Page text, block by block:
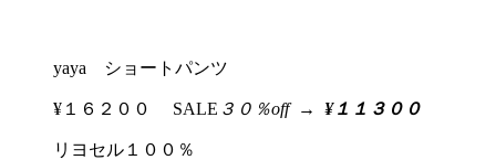
yaya ショートパンツ
¥１６２００ SALE ３０％off→ ¥１１３００
リヨセル１００％